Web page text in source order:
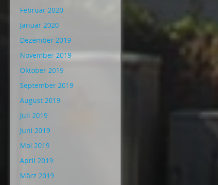
Februar 2020
Januar 2020
Dezember 2019
November 2019
Oktober 2019
September 2019
August 2019
Juli 2019
Juni 2019
Mai 2019
April 2019
März 2019